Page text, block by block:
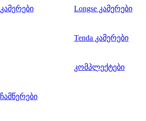
კამერები Longse კამერები
Tenda კამერები
კომპლექტები
ჩამწერები